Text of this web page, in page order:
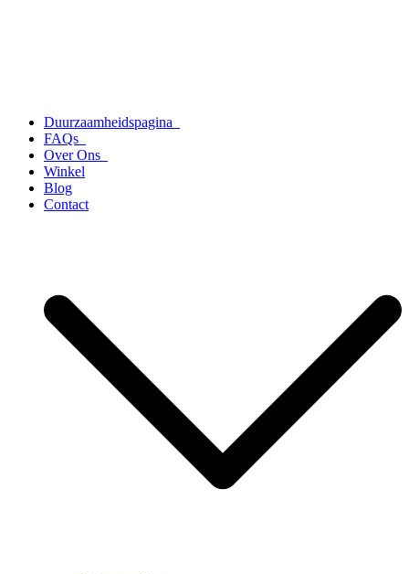
Duurzaamheidspagina
FAQs
Over Ons
Winkel
Blog
Contact